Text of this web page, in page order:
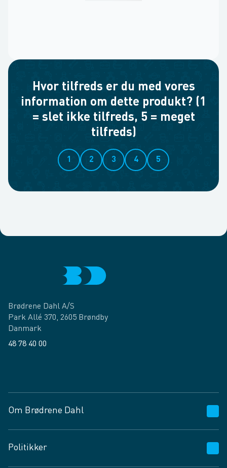
Hvor tilfreds er du med vores
information om dette produkt? (1
= slet ikke tilfreds, 5 = meget
tilfreds)
1 2 3 4 5
Brødrene Dahl A/S
Park Allé 370, 2605 Brøndby
Danmark
48 78 40 00
Om Brødrene Dahl
Vagttelefon 30 10 89 89
Politikker